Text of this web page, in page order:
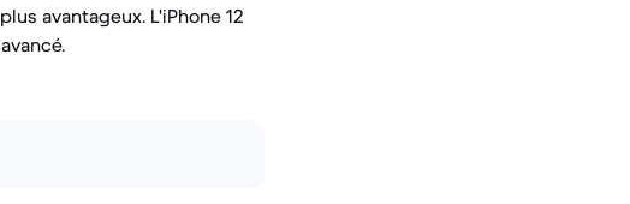
avantageux. L'iPhone 12